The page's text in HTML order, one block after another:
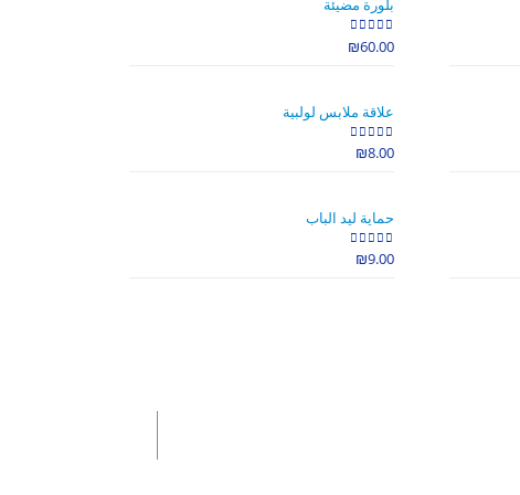
بلورة مضيئة
0
out of 5
₪60.00
علاقة ملابس لولبية
0
out of 5
₪8.00
حماية ليد الباب
0
out of 5
₪9.00